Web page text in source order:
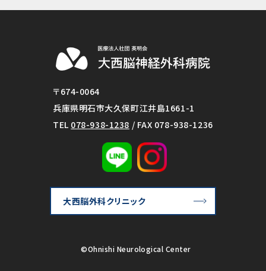
〒674-0064
兵庫県明石市大久保町江井島1661-1
TEL 078-938-1238 / FAX 078-938-1236
大西脳外科クリニック
©Ohnishi Neurological Center